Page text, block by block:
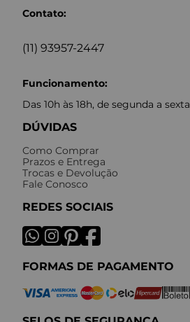
Contato:
(11) 93957-2447
Funcionamento:
Das 10h às 18h, de segunda a sexta
DÚVIDAS
Como Comprar
Prazos e Entrega
Trocas e Devolução
Fale Conosco
REDES SOCIAIS
FORMAS DE PAGAMENTO